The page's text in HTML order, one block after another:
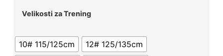
Velikosti za Trening
10# 115/125cm
12# 125/135cm